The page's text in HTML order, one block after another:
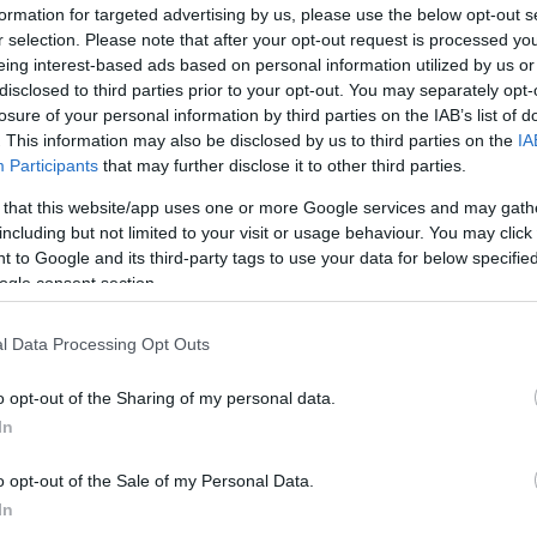
for targeted advertising by us, please use the below opt-out
selection. Please note that after your opt-out request is processed
interest-based ads based on personal information utilized by us
to third parties prior to your opt-out. You may separately
of your personal information by third parties on the IAB’s list of
This information may also be disclosed by us to third parties on the
Participants that may further disclose it to other third parties.
that this website/app uses one or more Google services and may
but not limited to your visit or usage behaviour. You may
to Google and its third-party tags to use your data for below
consent section.
Data Processing Opt Outs
opt-out of the Sharing of my personal data.
opt-out of the Sale of my Personal Data.
tanulmányozó mesterséges intelligencia?
látott legnagyobb mértékben felnagyított régió, ami
univerzumokat.
foglaló idő. Nagyjából 400 millió évvel az
elektronjaitól, ami a galaxisok szerkezetének